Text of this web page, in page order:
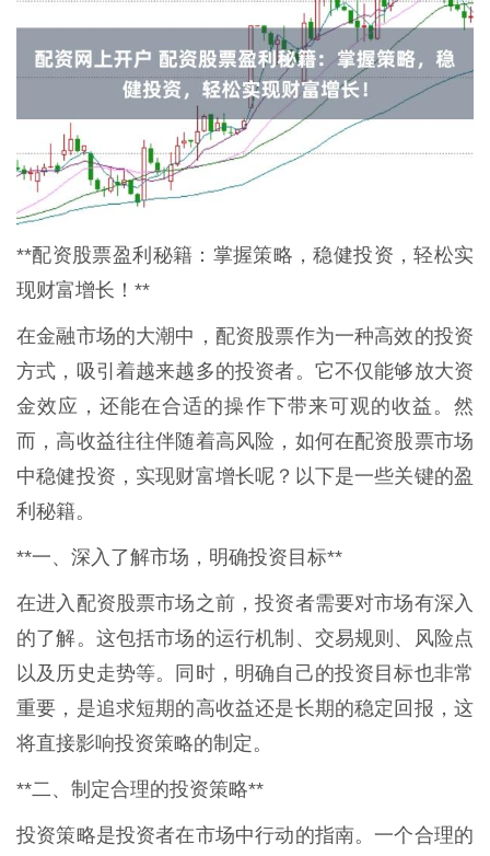
**配资股票盈利秘籍：掌握策略，稳健投资，轻松实
现财富增长！**
在金融市场的大潮中，配资股票作为一种高效的投资
方式，吸引着越来越多的投资者。它不仅能够放大资
金效应，还能在合适的操作下带来可观的收益。然
而，高收益往往伴随着高风险，如何在配资股票市场
中稳健投资，实现财富增长呢？以下是一些关键的盈
利秘籍。
**一、深入了解市场，明确投资目标**
在进入配资股票市场之前，投资者需要对市场有深入
的了解。这包括市场的运行机制、交易规则、风险点
以及历史走势等。同时，明确自己的投资目标也非常
重要，是追求短期的高收益还是长期的稳定回报，这
将直接影响投资策略的制定。
**二、制定合理的投资策略**
投资策略是投资者在市场中行动的指南。一个合理的